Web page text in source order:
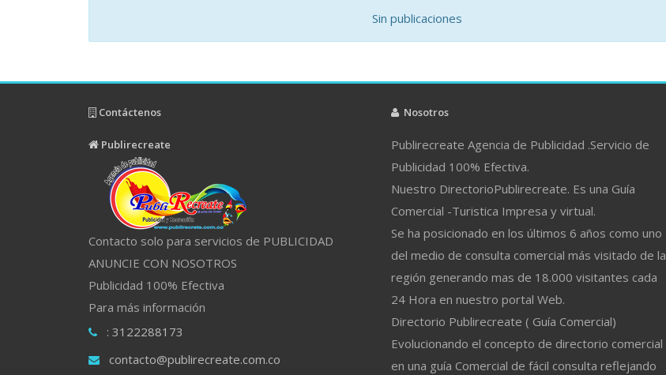
Sin publicaciones
Contáctenos
Publirecreate
Contacto solo para servicios de PUBLICIDAD
ANUNCIE CON NOSOTROS
Publicidad 100% Efectiva
Para más información
: 3122288173
contacto@publirecreate.com.co
Nosotros
Publirecreate Agencia de Publicidad .Servicio de
Publicidad 100% Efectiva.
Nuestro DirectorioPublirecreate. Es una Guía
Comercial -Turistica Impresa y virtual.
Se ha posicionado en los últimos 6 años como uno
del medio de consulta comercial más visitado de la
región generando mas de 18.000 visitantes cada
24 Hora en nuestro portal Web.
Directorio Publirecreate ( Guía Comercial)
Evolucionando el concepto de directorio comercial
en una guía Comercial de fácil consulta reflejando